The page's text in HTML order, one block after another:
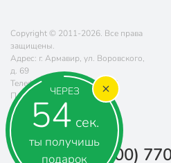
ЧЕРЕЗ
54 сек.
ты получишь
подарок
Copyright © 2011-2026. Все права
защищены.
Адрес: г. Армавир, ул. Воровского,
д. 69
Телефон:
8 (800) 770-77-06
Почта:
sales@poryadok.ru
8 (800)